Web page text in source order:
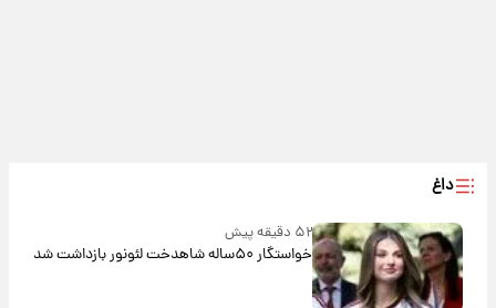
داغ
۵۲ دقیقه پیش
خواستگار ۵۰ساله شاهدخت لئونور بازداشت شد